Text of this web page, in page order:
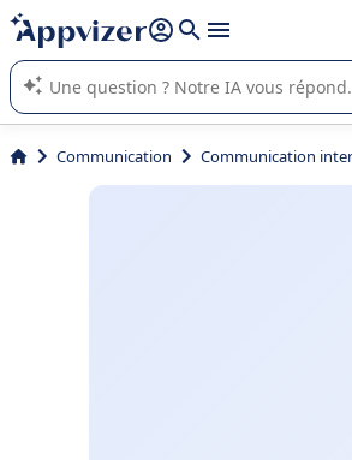
répondre (plusieurs lignes avec
L'IA de Appvizer vous guide dans l'utilisation
logiciel SaaS en entreprise.
Communication Communication